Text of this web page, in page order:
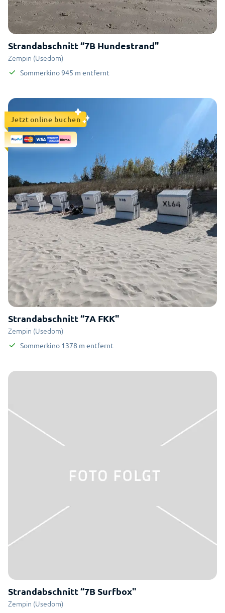
Strandabschnitt “7B Hundestrand"
Zempin (Usedom)
Sommerkino945 m entfernt
Strandabschnitt “7A FKK"
Zempin (Usedom)
Jetzt online buchen
Sommerkino 1378 m entfernt
Strandabschnitt “7B Surfbox"
Zempin (Usedom)